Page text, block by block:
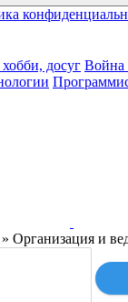
досуг Война
» Организация и